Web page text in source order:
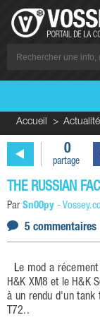
Accueil Actualité
0
partage
THE RUSSIAN
Par Sn00py -
5 commentaires
Le mod a récement publié plusieurs rendus : le Sig Sauer SG 552, le
H&K XM8 et le H&K
à un rendu d'un tank
T72..